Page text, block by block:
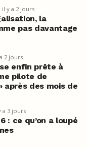
il y a 2 jours
la
pas davantage
2 jours
enfin prête à
pilote de
après des mois de
a 3 jours
: ce qu’on a loupé